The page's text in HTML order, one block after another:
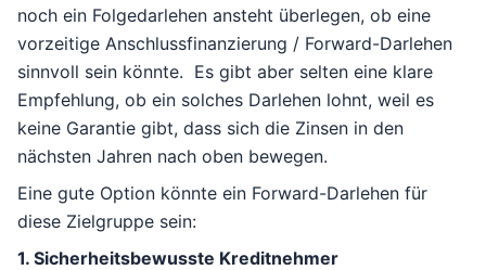
noch ein Folgedarlehen ansteht überlegen, ob eine
vorzeitige Anschlussfinanzierung / Forward-Darlehen
sinnvoll sein könnte. Es gibt aber selten eine klare
Empfehlung, ob ein solches Darlehen lohnt, weil es
keine Garantie gibt, dass sich die Zinsen in den
nächsten Jahren nach oben bewegen.
Eine gute Option könnte ein Forward-Darlehen für
diese Zielgruppe sein:
1. Sicherheitsbewusste Kreditnehmer